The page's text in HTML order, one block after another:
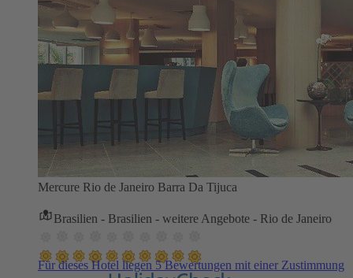
Mercure Rio de Janeiro Barra Da Tijuca
Brasilien - Brasilien - weitere Angebote - Rio de Janeiro
Für dieses Hotel liegen 5 Bewertungen mit einer Zustimmung